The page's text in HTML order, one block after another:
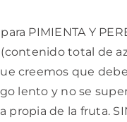
PIMIENTA Y
total de
creemos que
lento y no se
de la fruta. SIN